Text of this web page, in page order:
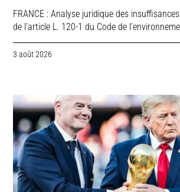
FRANCE : Analyse juridique des
de l’article L. 120-1 du Code de
3 août 2026